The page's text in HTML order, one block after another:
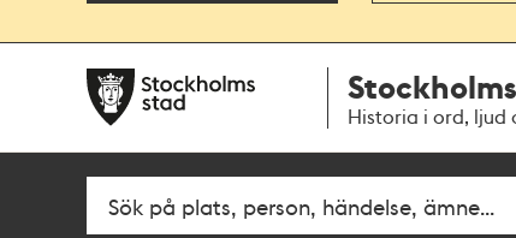
navigationen
huvudinnehållet
Historia i ord, ljud
SökFritextsök